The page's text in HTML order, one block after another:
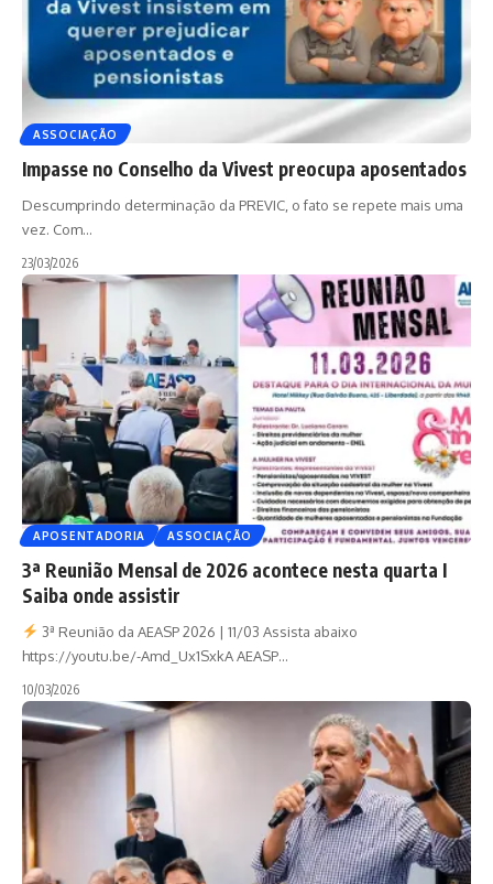
ASSOCIAÇÃO
Impasse no Conselho da Vivest preocupa aposentados
Descumprindo determinação da PREVIC, o fato se repete mais uma
vez. Com…
23/03/2026
APOSENTADORIA ASSOCIAÇÃO
3ª Reunião Mensal de 2026 acontece nesta quarta I
Saiba onde assistir
3ª Reunião da AEASP 2026 | 11/03 Assista abaixo
https://youtu.be/-Amd_Ux1SxkA AEASP…
10/03/2026